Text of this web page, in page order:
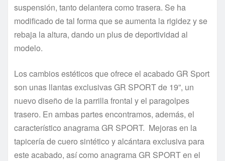
suspensión, tanto delantera como trasera. Se ha
modificado de tal forma que se aumenta la rigidez y se
rebaja la altura, dando un plus de deportividad al
modelo.
Los cambios estéticos que ofrece el acabado GR Sport
son unas llantas exclusivas GR SPORT de 19”, un
nuevo diseño de la parrilla frontal y el paragolpes
trasero. En ambas partes encontramos, además, el
característico anagrama GR SPORT. Mejoras en la
tapicería de cuero sintético y alcántara exclusiva para
este acabado, así como anagrama GR SPORT en el